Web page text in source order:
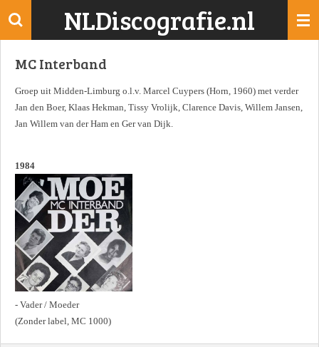
Ga
de
NLDiscografie.nl
MC Interband
Groep uit Midden-Limburg o.l.v. Marcel Cuypers (Horn, 1960) met verder
Jan den Boer, Klaas Hekman, Tissy Vrolijk, Clarence Davis, Willem Jansen,
Jan Willem van der Ham en Ger van Dijk.
1984
- Vader / Moeder
(Zonder label, MC 1000)